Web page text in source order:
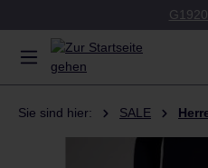
Sie sind hier: SALE